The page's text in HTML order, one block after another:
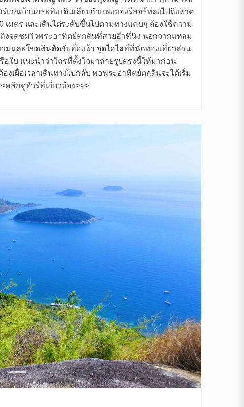
เวณบ้านกระทิง เดินเลียบกำแพงของรีสอร์ทลงไปถึงหาด
มตร และเดินไต่ระดับขึ้นไปตามทางแคบๆ ต้องใช้ความ
ถึงจุดชมวิวพระอาทิตย์ตกดินที่สวยอีกที่นึง นอกจากแหลม
มและโขดหินตัดกับท้องฟ้า จุดไฮไลท์ที่นักท่องเที่ยวส่วน
บ แนะนำว่าใครที่ตั้งใจมาถ่ายรูปตรงนี้ให้มาก่อน
งเผื่อเวลาเดินทางไปกลับ พอพระอาทิตย์ตกดินจะได้เริ่ม
คลิกดูทัวร์ที่เกี่ยวข้อง>>>